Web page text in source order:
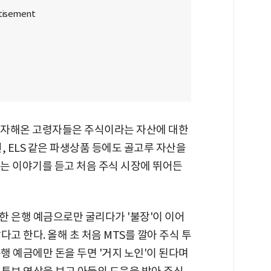
해온 고령자들은 주식이라는 자산에 대한
ELS 같은 파생상품 등에도 골고루 자산을
이야기를 듣고 처음 주식 시장에 뛰어든
은행 예금으로만 굴리다가 '불장'이 이어
고 한다. 올해 초 처음 MTS를 깔아 주식 투
예금에만 돈을 두면 '거지 노인'이 된다며